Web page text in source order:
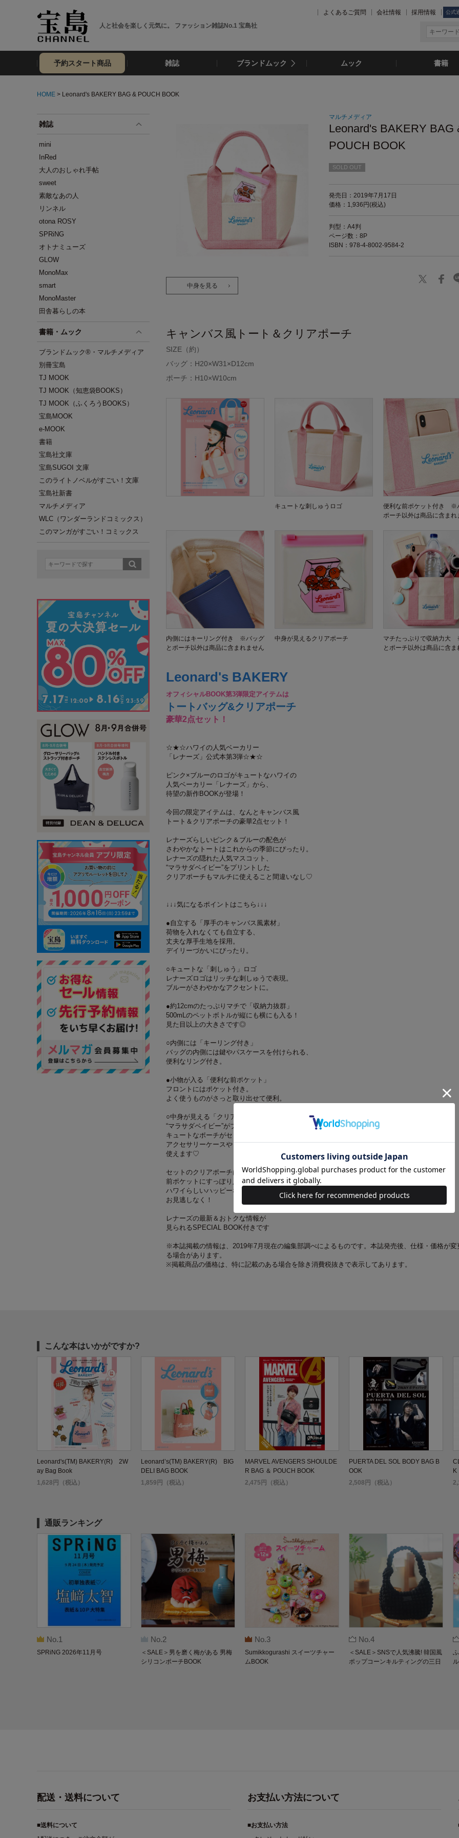
人と社会を楽しく元気に。 ファッション雑誌No.1 宝島社
よくあるご質問 会社情報 採用情報 公式
予約スタート商品 雑誌 ブランドムック ムック 書籍
HOME > Leonard's BAKERY BAG & POUCH BOOK
雑誌
mini
InRed
大人のおしゃれ手帖
sweet
素敵なあの人
リンネル
otona ROSY
SPRiNG
オトナミューズ
GLOW
MonoMax
smart
MonoMaster
田舎暮らしの本
書籍・ムック
ブランドムック®・マルチメディア
別冊宝島
TJ MOOK
TJ MOOK（知恵袋BOOKS）
TJ MOOK（ふくろうBOOKS）
宝島MOOK
e-MOOK
書籍
宝島社文庫
宝島SUGOI 文庫
このライトノベルがすごい！文庫
宝島社新書
マルチメディア
WLC（ワンダーランドコミックス）
このマンガがすごい！コミックス
中身を見る
マルチメディア
Leonard's BAKERY BAG
POUCH BOOK
SOLD OUT
発売日：2019年7月17日
価格：1,936円(税込)
判型：A4判
ページ数：8P
ISBN：978-4-8002-9584-2
キャンバス風トート＆クリアポーチ
SIZE（約）
バッグ：H20×W31×D12cm
ポーチ：H10×W10cm
キュートな刺しゅうロゴ
便利な前ポケット付き ※
ポーチ以外は商品に含まれ
内側にはキーリング付き ※バッグ
とポーチ以外は商品に含まれません
中身が見えるクリアポーチ
マチたっぷりで収納力大
とポーチ以外は商品に含ま
Leonard's BAKERY
オフィシャルBOOK第3弾限定アイテムは
トートバッグ&クリアポーチ
豪華2点セット！
☆★☆ハワイの人気ベーカリー
「レナーズ」公式本第3弾☆★☆
ピンク×ブルーのロゴがキュートなハワイの
人気ベーカリー「レナーズ」から、
待望の新作BOOKが登場！
今回の限定アイテムは、なんとキャンバス風
トート＆クリアポーチの豪華2点セット！
レナーズらしいピンク＆ブルーの配色が
さわやかなトートはこれからの季節にぴったり。
レナーズの隠れた人気マスコット、
“マラサダベイビー”をプリントした
クリアポーチもマルチに使えること間違いなし♡
↓↓↓気になるポイントはこちら↓↓↓
●自立する「厚手のキャンバス風素材」
荷物を入れなくても自立する、
丈夫な厚手生地を採用。
デイリーづかいにぴったり。
○キュートな「刺しゅう」ロゴ
レナーズロゴはリッチな刺しゅうで表現。
ブルーがさわやかなアクセントに。
●約12cmのたっぷりマチで「収納力抜群」
500mLのペットボトルが縦にも横にも入る！
見た目以上の大きさです◎
○内側には「キーリング付き」
バッグの内側には鍵やパスケースを付けられる、
便利なリング付き。
●小物が入る「便利な前ポケット」
フロントにはポケット付き。
よく使うものがさっと取り出せて便利。
○中身が見える「クリアポーチ」
“マラサダベイビー”がプリントされた
キュートなポーチがセットに！
アクセサリーケースやコインケースなどとして
使えます♡
セットのクリアポーチは、トートの
前ポケットにすっぽり入るサイズ。
ハワイらしいハッピーな2点セットを
お見逃しなく！
レナーズの最新＆おトクな情報が
見られるSPECIAL BOOK付きです
※本誌掲載の情報は、2019年7月現在の編集部調べによるものです。本誌発売後、仕様・価格が変
る場合があります。
※掲載商品の価格は、特に記載のある場合を除き消費税抜きで表示してあります。
こんな本はいかがですか?
Leonard's(TM) BAKERY(R) 2W
ay Bag Book
1,628円（税込）
Leonard’s(TM) BAKERY(R) BIG
DELI BAG BOOK
1,859円（税込）
MARVEL AVENGERS SHOULDE
R BAG ＆ POUCH BOOK
2,475円（税込）
PUERTA DEL SOL BODY BAG B
OOK
2,508円（税込）
K
通販ランキング
No.1
SPRiNG 2026年11月号
No.2
＜SALE＞男を磨く梅がある 男梅
シリコンポーチBOOK
No.3
Sumikkogurashi スイーツチャー
ムBOOK
No.4
＜SALE＞SNSで人気沸騰! 韓国風
ポップコーンキルティングの三日
配送・送料について
■送料について
お支払い方法について
■お支払い方法